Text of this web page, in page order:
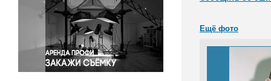
Спорт
Экология
Экономика и бизнес
Ещё фото